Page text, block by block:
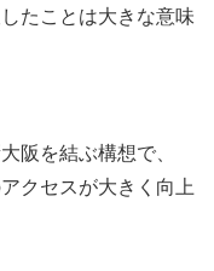
たことは大きな意味
阪を結ぶ構想で、
クセスが大きく向上